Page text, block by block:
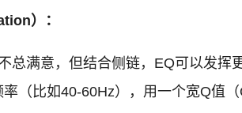
）：
总满意，但结合侧链，EQ可以发挥
（比如40-60Hz），用一个宽Q值